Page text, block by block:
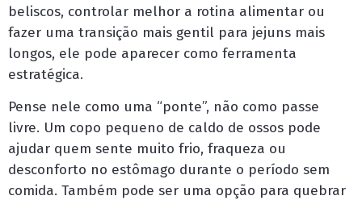
beliscos, controlar melhor a rotina alimentar ou
fazer uma transição mais gentil para jejuns mais
longos, ele pode aparecer como ferramenta
estratégica.
Pense nele como uma “ponte”, não como passe
livre. Um copo pequeno de caldo de ossos pode
ajudar quem sente muito frio, fraqueza ou
desconforto no estômago durante o período sem
comida. Também pode ser uma opção para quebrar